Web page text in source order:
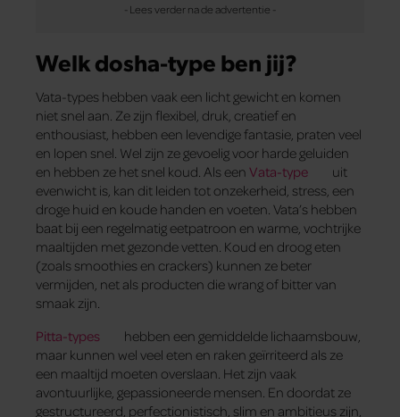
Welk dosha-type ben jij?
Vata-types hebben vaak een licht gewicht en komen
niet snel aan. Ze zijn flexibel, druk, creatief en
enthousiast, hebben een levendige fantasie, praten veel
en lopen snel. Wel zijn ze gevoelig voor harde geluiden
en hebben ze het snel koud. Als een Vata-type
uit
evenwicht is, kan dit leiden tot onzekerheid, stress, een
droge huid en koude handen en voeten. Vata’s hebben
baat bij een regelmatig eetpatroon en warme, vochtrijke
maaltijden met gezonde vetten. Koud en droog eten
(zoals smoothies en crackers) kunnen ze beter
vermijden, net als producten die wrang of bitter van
smaak zijn.
Pitta-types
hebben een gemiddelde lichaamsbouw,
maar kunnen wel veel eten en raken geïrriteerd als ze
een maaltijd moeten overslaan. Het zijn vaak
avontuurlijke, gepassioneerde mensen. En doordat ze
gestructureerd, perfectionistisch, slim en ambitieus zijn,